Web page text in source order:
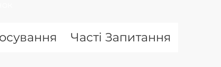
Часті Запитання